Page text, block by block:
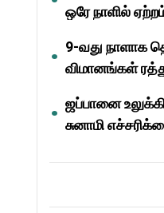
ஒரே நாளில்
9-வது நாளாக
விமானங்கள்
ஜப்பானை
சுனாமி